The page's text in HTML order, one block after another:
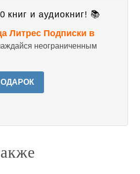
книг и аудиокниг! 📚
Литрес Подписки в
неограниченным